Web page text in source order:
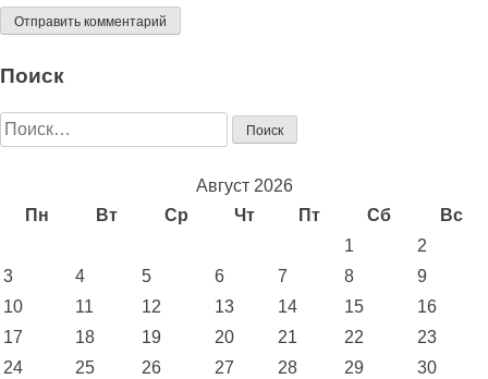
Поиск
Найти:
Август 2026
Пн
Вт Ср Чт Пт Сб Вс
1
2
3
4 5 6 7 8
9
10
11 12 13 14 15
16
17
18 19 20 21 22
23
24
25 26 27 28 29
30